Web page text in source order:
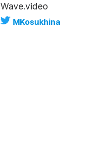
Wave.video
MKosukhina